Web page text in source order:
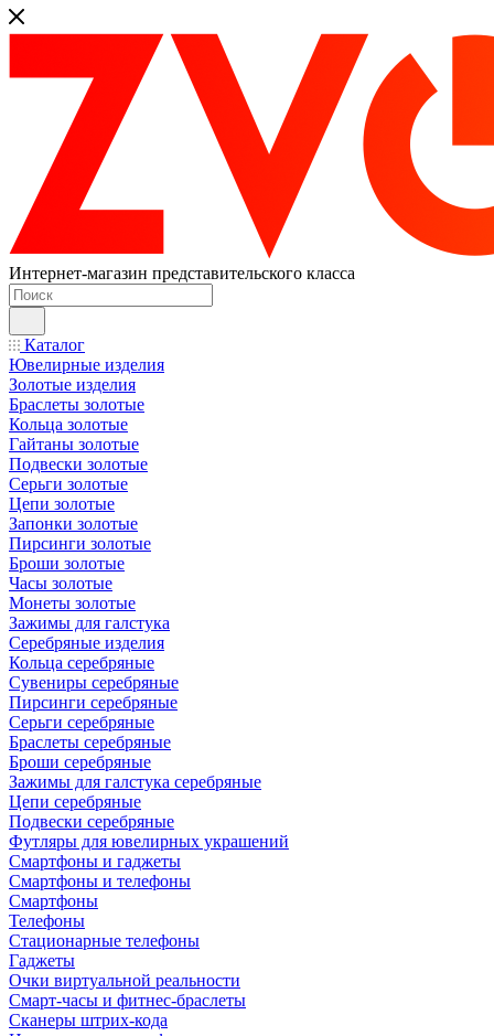
Интернет-магазин представительского класса
Каталог
Ювелирные изделия
Золотые изделия
Браслеты золотые
Кольца золотые
Гайтаны золотые
Подвески золотые
Серьги золотые
Цепи золотые
Запонки золотые
Пирсинги золотые
Броши золотые
Часы золотые
Монеты золотые
Зажимы для галстука
Серебряные изделия
Кольца серебряные
Сувениры серебряные
Пирсинги серебряные
Серьги серебряные
Браслеты серебряные
Броши серебряные
Зажимы для галстука серебряные
Цепи серебряные
Подвески серебряные
Футляры для ювелирных украшений
Смартфоны и гаджеты
Смартфоны и телефоны
Смартфоны
Телефоны
Стационарные телефоны
Гаджеты
Очки виртуальной реальности
Смарт-часы и фитнес-браслеты
Сканеры штрих-кода